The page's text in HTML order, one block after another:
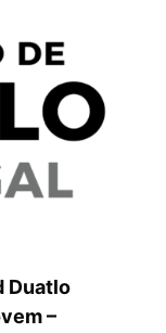
Duatlo
–